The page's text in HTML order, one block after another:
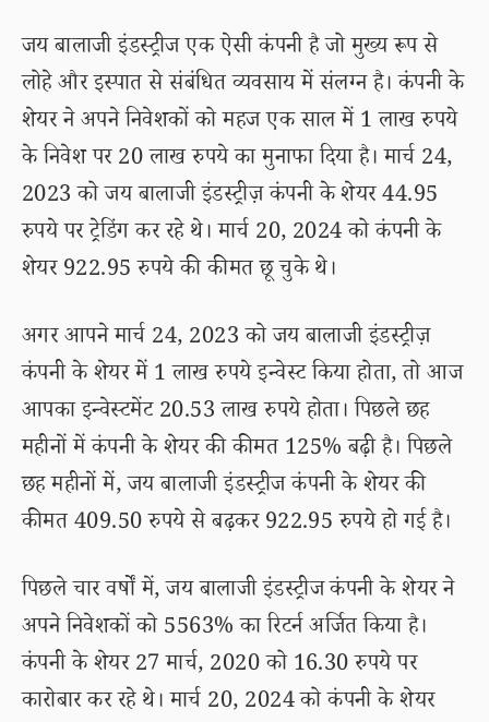
जय बालाजी इंडस्ट्रीज एक ऐसी कंपनी है जो मुख्य रूप से
लोहे और इस्पात से संबंधित व्यवसाय में संलग्न है। कंपनी के
शेयर ने अपने निवेशकों को महज एक साल में 1 लाख रुपये
के निवेश पर 20 लाख रुपये का मुनाफा दिया है। मार्च 24,
2023 को जय बालाजी इंडस्ट्रीज़ कंपनी के शेयर 44.95
रुपये पर ट्रेडिंग कर रहे थे। मार्च 20, 2024 को कंपनी के
शेयर 922.95 रुपये की कीमत छू चुके थे।
अगर आपने मार्च 24, 2023 को जय बालाजी इंडस्ट्रीज़
कंपनी के शेयर में 1 लाख रुपये इन्वेस्ट किया होता, तो आज
आपका इन्वेस्टमेंट 20.53 लाख रुपये होता। पिछले छह
महीनों में कंपनी के शेयर की कीमत 125% बढ़ी है। पिछले
छह महीनों में, जय बालाजी इंडस्ट्रीज कंपनी के शेयर की
कीमत 409.50 रुपये से बढ़कर 922.95 रुपये हो गई है।
पिछले चार वर्षों में, जय बालाजी इंडस्ट्रीज कंपनी के शेयर ने
अपने निवेशकों को 5563% का रिटर्न अर्जित किया है।
कंपनी के शेयर 27 मार्च, 2020 को 16.30 रुपये पर
कारोबार कर रहे थे। मार्च 20, 2024 को कंपनी के शेयर